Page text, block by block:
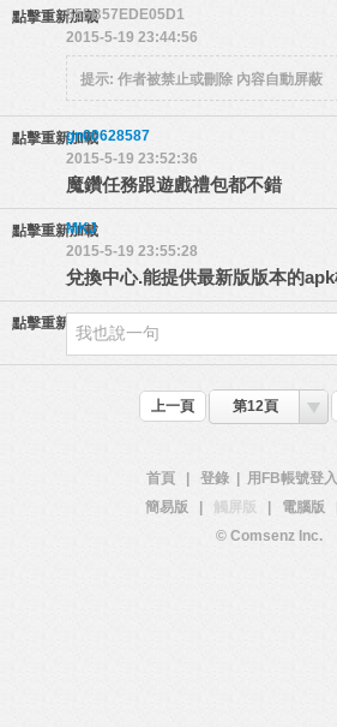
點擊重新加載555B57EDE05D1
2015-5-19 23:44:56
提示: 作者被禁止或刪除 內容自動屏蔽
點擊重新加載gn00628587
2015-5-19 23:52:36
魔鑽任務跟遊戲禮包都不錯
點擊重新加載
MKJ
2015-5-19 23:55:28
兌換中心.能提供最新版版本的
點擊重新加載
上一頁 第12頁
首頁 登錄 用FB帳號登入
簡易版
觸屏版 電腦版
© Comsenz Inc.